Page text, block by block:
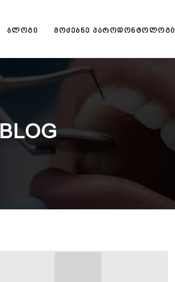
ᲑᲚᲝᲒᲘ ᲛᲝᲫᲔᲑᲜᲔ ᲞᲐᲠᲝᲓᲝᲜᲢᲝᲚᲝᲒᲘ
BLOG